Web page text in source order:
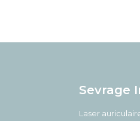
Sevrage
Laser